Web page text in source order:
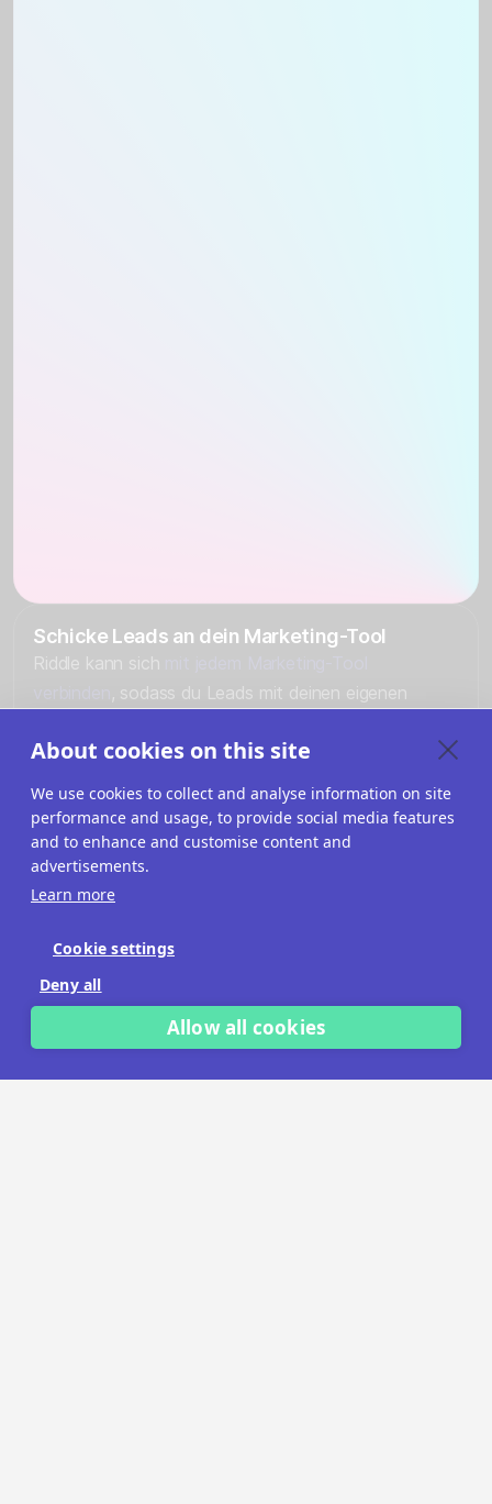
Schicke Leads an dein Marketing-Tool
Riddle kann sich
, sodass du Leads mit deinen eigenen
VERBINDE DEINE MARKETING-TOOLS
About cookies on this site
We use cookies to collect and analyse information on site
performance and usage, to provide social media features
and to enhance and customise content and
advertisements.
Learn more
Cookie settings
Deny all
Allow all cookies